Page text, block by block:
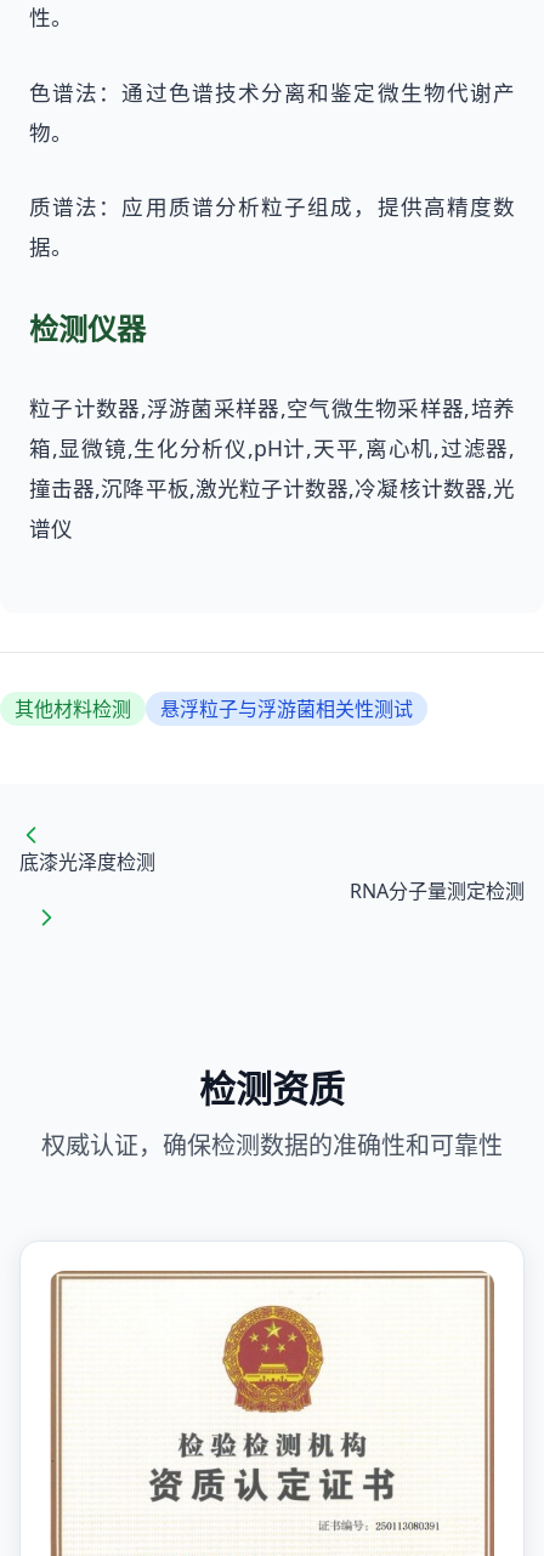
性。
色谱法：通过色谱技术分离和鉴定微生物代谢产
物。
质谱法：应用质谱分析粒子组成，提供高精度数
据。
检测仪器
粒子计数器,浮游菌采样器,空气微生物采样器,培养
箱,显微镜,生化分析仪,pH计,天平,离心机,过滤器,
撞击器,沉降平板,激光粒子计数器,冷凝核计数器,光
谱仪
其他材料检测 悬浮粒子与浮游菌相关性测试
底漆光泽度检测
RNA分子量测定检测
检测资质
权威认证，确保检测数据的准确性和可靠性